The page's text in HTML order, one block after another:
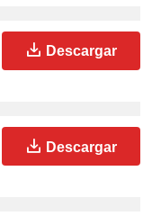
Descargar
Descargar